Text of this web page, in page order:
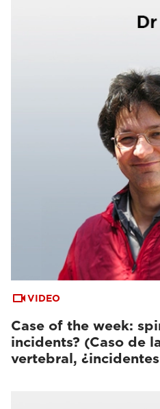
VIDEO
Case of the week:
incidents? (Caso de
vertebral,